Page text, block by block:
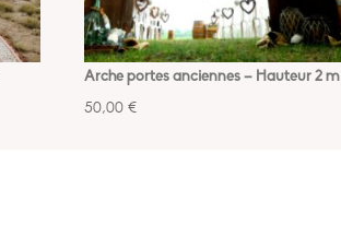
Arche portes anciennes – Hauteur 2 m
50,00€